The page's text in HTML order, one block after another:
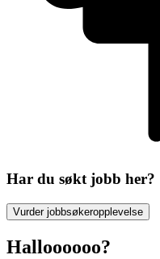
Har du søkt jobb her?
Vurder jobbsøkeropplevelse
Halloooooo?